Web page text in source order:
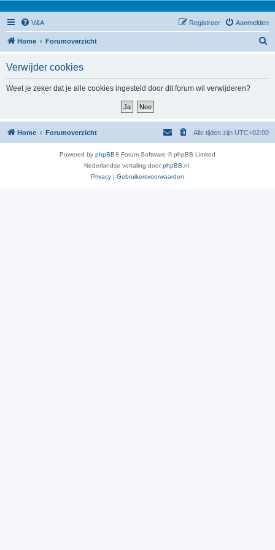
V&A Aanmelden
Registreer
Home Forumoverzicht
Verwijder cookies
Weet je zeker dat je alle cookies ingesteld door dit forum wil verwijderen?
Home Forumoverzicht Alle tijden zijn UTC+02:00
Powered by phpBB® Forum Software © phpBB Limited
Nederlandse vertaling doorphpBB.nl
Privacy | Gebruikersvoorwaarden